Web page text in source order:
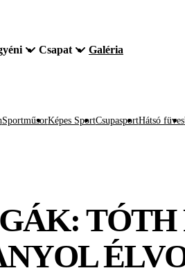
Csapat Galéria
SportműsorKépes SportCsupasportHátsó füves
TÓTH